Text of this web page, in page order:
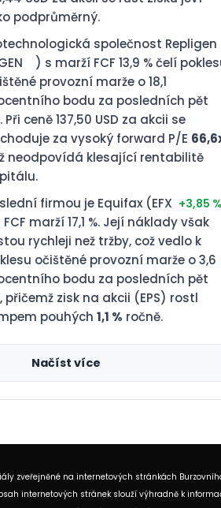
podprůměrný.
společnost Repligen
) s marží FCF 13,9 % čelí
provozní marže o 18,1
bodu za posledních pět
Při ceně 137,50 USD za akcii se
za vysoký forward P/E
neodpovídá klesající rentabilitě
firmou je Equifax (EFX +3,85 %
FCF marží 17,1 %. Její náklady však
rychleji než tržby, což vedlo k
očištěné provozní marže o 3,6
bodu za posledních pět
přičemž zisk na akcii (EPS) rostl
pouhých 1,1 % ročně.
Načíst více
zveřejněné na internetových stránkách
internetových stránek slouží výhradně k